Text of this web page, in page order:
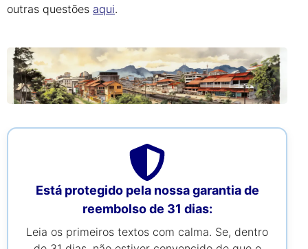
outras questões aqui.
Está protegido pela nossa garantia de
reembolso de 31 dias:
Leia os primeiros textos com calma. Se, dentro